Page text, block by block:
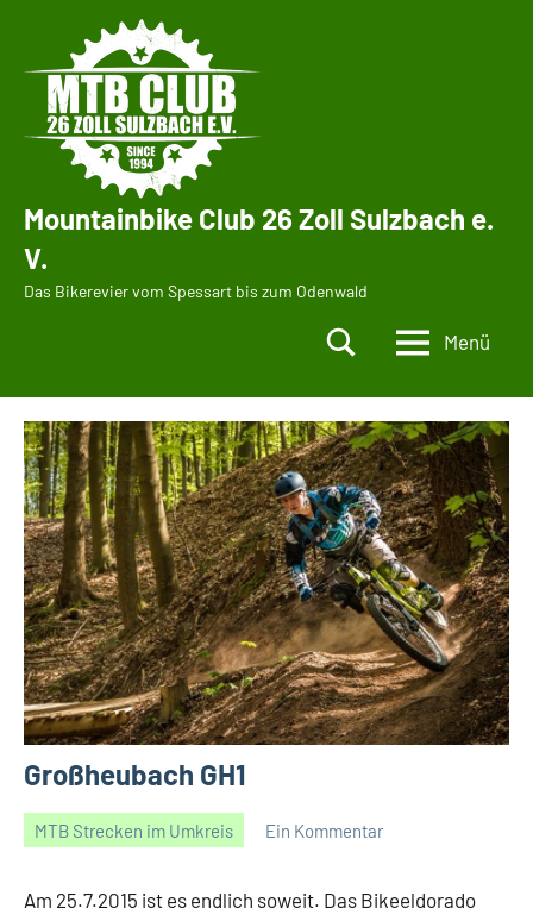
springen
Mountainbike Club 26 Zoll Sulzbach e.
V.
Das Bikerevier vom Spessart bis zum Odenwald
Menü
Großheubach GH1
MTB Strecken im Umkreis
24/07/2015
Gerald
Ein Kommentar
Am 25.7.2015 ist es endlich soweit. Das Bikeeldorado